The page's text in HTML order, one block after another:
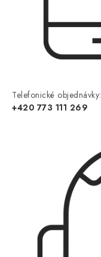
Telefonické objednávky:
+420 773 111 269